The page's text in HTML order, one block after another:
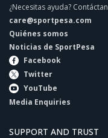
¿Necesitas ayuda?
care@sportpesa.com
Quiénes somos
Noticias de SportPesa
Facebook
Twitter
YouTube
Media Enquiries
SUPPORT AND TRUST